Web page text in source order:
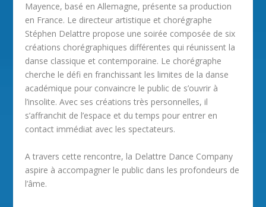
Mayence, basé en Allemagne, présente sa production
en France. Le directeur artistique et chorégraphe
Stéphen Delattre propose une soirée composée de six
créations chorégraphiques différentes qui réunissent la
danse classique et contemporaine. Le chorégraphe
cherche le défi en franchissant les limites de la danse
académique pour convaincre le public de s’ouvrir à
l’insolite. Avec ses créations très personnelles, il
s’affranchit de l’espace et du temps pour entrer en
contact immédiat avec les spectateurs.
A travers cette rencontre, la Delattre Dance Company
aspire à accompagner le public dans les profondeurs de
l’âme.